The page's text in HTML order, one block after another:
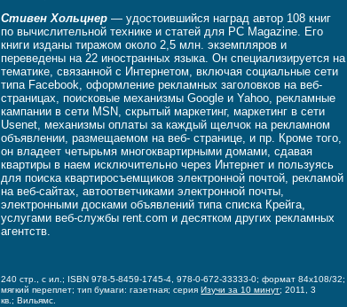
Стивен Хольцнер — удостоившийся наград автор 108 книг
по вычислительной технике и статей для PC Magazine. Его
книги изданы тиражом около 2,5 млн. экземпляров и
переведены на 22 иностранных языка. Он специализируется на
тематике, связанной с Интернетом, включая социальные сети
типа Facebook, оформление рекламных заголовков на веб-
страницах, поисковые механизмы Google и Yahoo, рекламные
кампании в сети MSN, скрытый маркетинг, маркетинг в сети
Usenet, механизмы оплаты за каждый щелчок на рекламном
объявлении, размещаемом на веб- странице, и пр. Кроме того,
он владеет четырьмя многоквартирными домами, сдавая
квартиры в наем исключительно через Интернет и пользуясь
для поиска квартиросъемщиков электронной почтой, рекламой
на веб-сайтах, автоответчиками электронной почты,
электронными досками объявлений типа списка Крейга,
услугами веб-службы rent.com и десятком других рекламных
агентств.
240 стр., с ил.; ISBN 978-5-8459-1745-4, 978-0-672-33333-0;формат 84x108/32;
мягкий переплет;тип бумаги: газетная;серия Изучи за 10 минут; 2011, 3
кв.; Вильямс.